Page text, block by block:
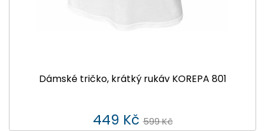
Dámské tričko, krátký rukáv KOREPA 801
449 Kč 599 Kč